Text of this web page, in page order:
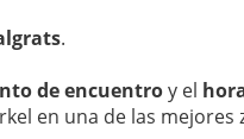
.
de encuentroy el
en una de las mejores